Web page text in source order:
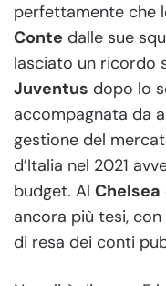
perfettamente che
Conte dalle sue
lasciato un ricordo
Juventus dopo lo
accompagnata da
gestione del
d’Italia nel 2021
budget. Al Chelsea
ancora più tesi,
di resa dei conti